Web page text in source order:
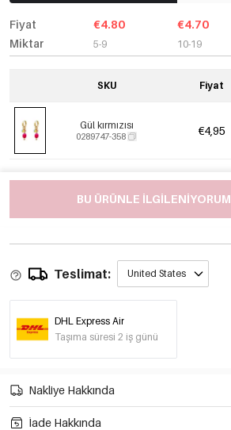
Fiyat
Miktar
€4.80
5-9
€4.70
10-19
SKU Fiyat
Gül kırmızısı
0289747-358 €4,95
BU ÜRÜNLE ILGILENIYORUM
Teslimat: United States
DHL Express Air
Taşıma süresi 2 iş günü
Nakliye Hakkında
İade Hakkında